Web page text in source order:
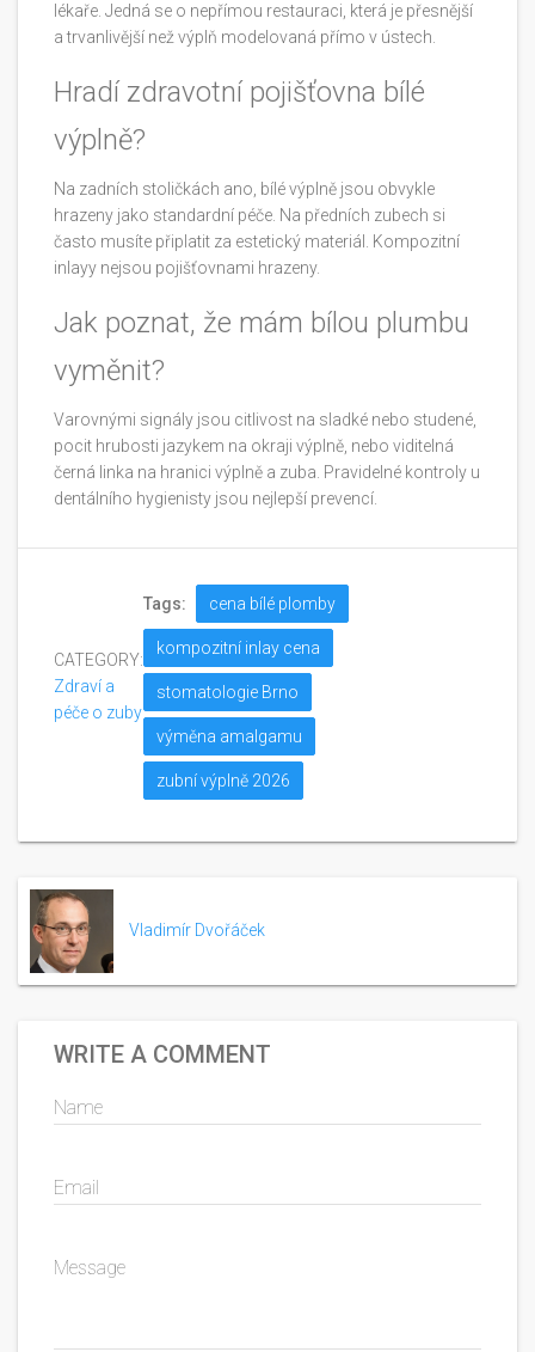
lékaře. Jedná se o nepřímou restauraci, která je přesnější
a trvanlivější než výplň modelovaná přímo v ústech.
Hradí zdravotní pojišťovna bílé
výplně?
Na zadních stoličkách ano, bílé výplně jsou obvykle
hrazeny jako standardní péče. Na předních zubech si
často musíte připlatit za estetický materiál. Kompozitní
inlayy nejsou pojišťovnami hrazeny.
Jak poznat, že mám bílou plumbu
vyměnit?
Varovnými signály jsou citlivost na sladké nebo studené,
pocit hrubosti jazykem na okraji výplně, nebo viditelná
černá linka na hranici výplně a zuba. Pravidelné kontroly u
dentálního hygienisty jsou nejlepší prevencí.
CATEGORY:
Zdraví a
péče o zuby
Tags: cena bílé plomby
kompozitní inlay cena
stomatologie Brno
výměna amalgamu
zubní výplně 2026
Vladimír Dvořáček
WRITE A COMMENT
Name
Email
Message